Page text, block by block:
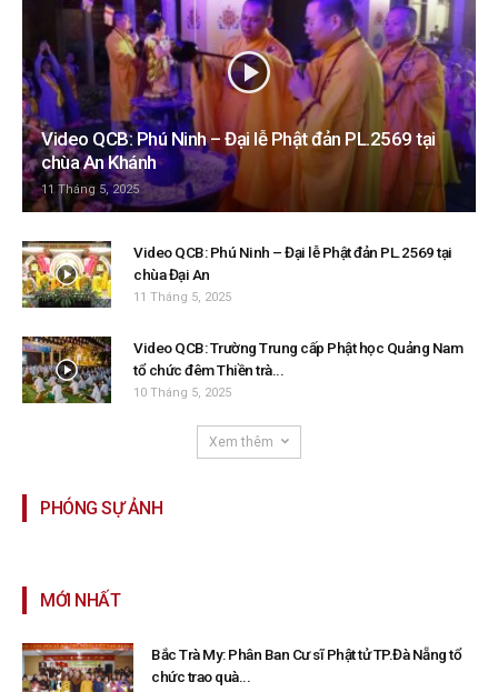
Video QCB: Phú Ninh – Đại lễ Phật đản PL.2569 tại
chùa An Khánh
11 Tháng 5, 2025
Video QCB: Phú Ninh – Đại lễ Phật đản PL.2569 tại
chùa Đại An
11 Tháng 5, 2025
Video QCB: Trường Trung cấp Phật học Quảng Nam
tổ chức đêm Thiền trà...
10 Tháng 5, 2025
Xem thêm
PHÓNG SỰ ẢNH
MỚI NHẤT
Bắc Trà My: Phân Ban Cư sĩ Phật tử TP.Đà Nẵng tổ
chức trao quà...